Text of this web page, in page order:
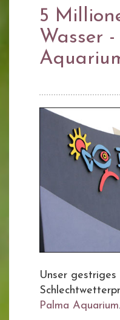
5
Wasser
Unser gestriges
Palma Aquarium.